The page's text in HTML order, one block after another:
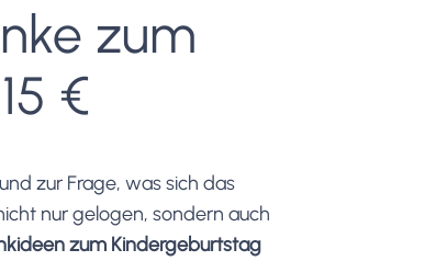
zum
€
und zur Frage, was sich das
nur gelogen, sondern auch
zum Kindergeburtstag